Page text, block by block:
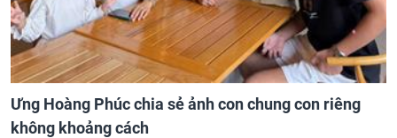
Ưng Hoàng Phúc chia sẻ ảnh con chung con riêng
không khoảng cách